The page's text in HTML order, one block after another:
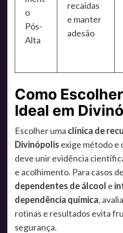
o
Pós-
Alta
recaídas
e manter
adesão
Como
Ideal em
Escolher uma clínica de
Divinópolis exige método e
deve unir evidência
e acolhimento. Para casos de
dependentes de álcool e
dependência química,
rotinas e resultados evita
segurança.